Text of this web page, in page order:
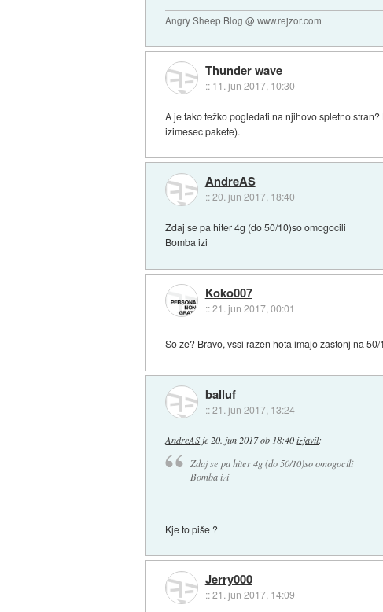
Angry Sheep Blog @ www.rejzor.com
Thunder wave
:: 11. jun 2017, 10:30
A je tako težko pogledati na njihovo spletno
izimesec pakete).
AndreAS
::20. jun 2017, 18:40
Zdaj se pa hiter 4g (do 50/10)so omogocili
Bomba izi
Koko007
::21. jun 2017, 00:01
So že? Bravo, vssi razen hota imajo zastonj na
balluf
::21. jun 2017, 13:24
AndreASje 20. jun 2017 ob 18:40 izjavil:
Zdaj se pa hiter 4g (do 50/10)so omogocili
Bomba izi
Kje to piše ?
Jerry000
::21. jun 2017, 14:09